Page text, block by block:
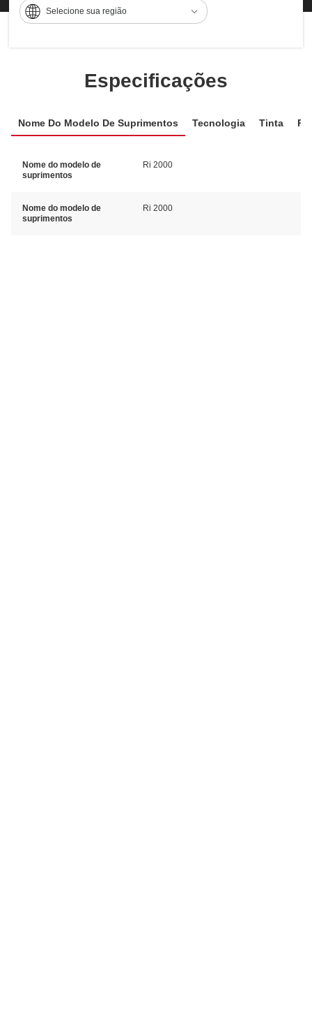
Selecione sua região
Especificações
Nome Do Modelo De Suprimentos Tecnologia Tinta
Nome do modelo de
suprimentos
Ri 2000
Nome do modelo de
suprimentos
Ri 2000